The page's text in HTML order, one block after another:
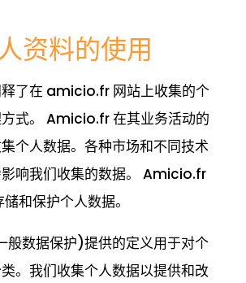
资料的使用
了在 amicio.fr 网站上收集的个
式。 Amicio.fr 在其业务活动的
个人数据。各种市场和不同技术
响我们收集的数据。 Amicio.fr
和保护个人数据。
般数据保护)提供的定义用于对个
。我们收集个人数据以提供和改